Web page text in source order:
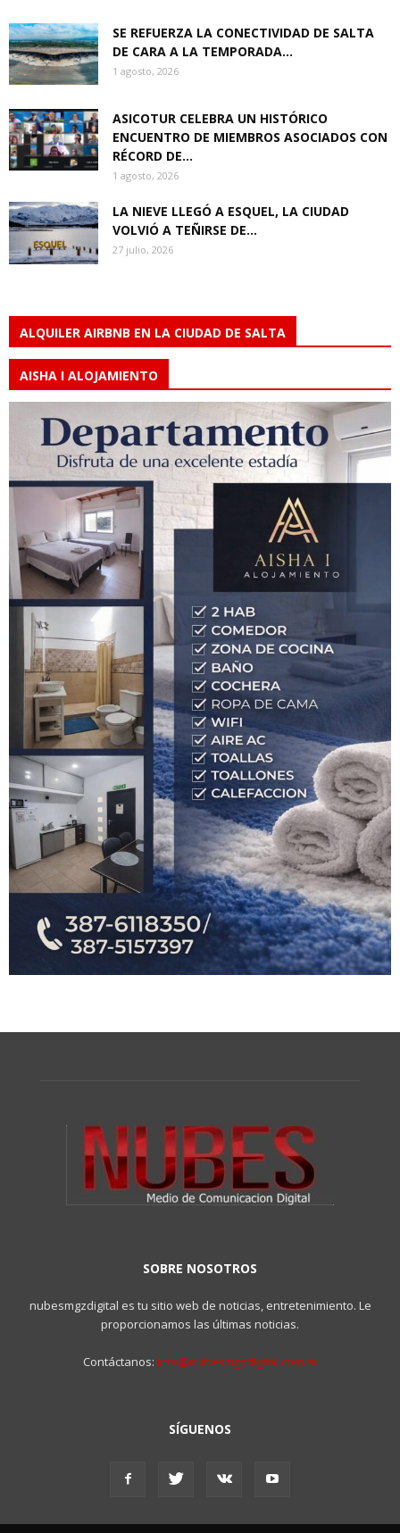
SE REFUERZA LA CONECTIVIDAD DE SALTA
DE CARA A LA TEMPORADA...
1 agosto, 2026
ASICOTUR CELEBRA UN HISTÓRICO
ENCUENTRO DE MIEMBROS ASOCIADOS CON
RÉCORD DE...
1 agosto, 2026
LA NIEVE LLEGÓ A ESQUEL, LA CIUDAD
VOLVIÓ A TEÑIRSE DE...
27 julio, 2026
ALQUILER AIRBNB EN LA CIUDAD DE SALTA
AISHA I ALOJAMIENTO
SOBRE NOSOTROS
nubesmgzdigital es tu sitio web de noticias, entretenimiento. Le
proporcionamos las últimas noticias.
Contáctanos: info@nubesmgzdigital.com.ar
SÍGUENOS